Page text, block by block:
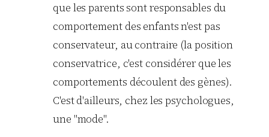
que les parents sont responsables du
comportement des enfants n'est pas
conservateur, au contraire (la position
conservatrice, c'est considérer que les
comportements découlent des gènes).
C'est d'ailleurs, chez les psychologues,
une "mode".